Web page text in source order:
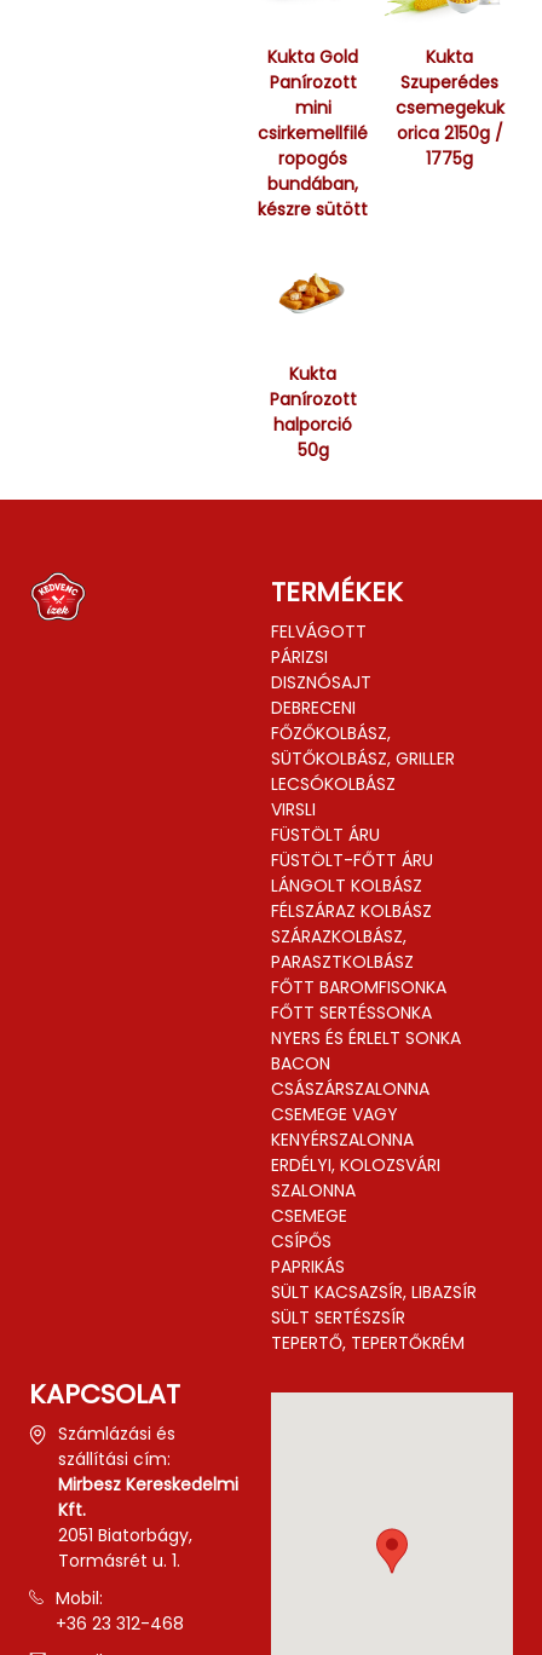
Kukta Gold
Panírozott
mini
csirkemellfilé
ropogós
bundában,
készre sütött
Kukta
Szuperédes
csemegekuk
orica 2150g /
1775g
Kukta
Panírozott
halporció
50g
TERMÉKEK
FELVÁGOTT
PÁRIZSI
DISZNÓSAJT
DEBRECENI
FŐZŐKOLBÁSZ,
SÜTŐKOLBÁSZ, GRILLER
LECSÓKOLBÁSZ
VIRSLI
FÜSTÖLT ÁRU
FÜSTÖLT-FŐTT ÁRU
LÁNGOLT KOLBÁSZ
FÉLSZÁRAZ KOLBÁSZ
SZÁRAZKOLBÁSZ,
PARASZTKOLBÁSZ
FŐTT BAROMFISONKA
FŐTT SERTÉSSONKA
NYERS ÉS ÉRLELT SONKA
BACON
CSÁSZÁRSZALONNA
CSEMEGE VAGY
KENYÉRSZALONNA
ERDÉLYI, KOLOZSVÁRI
SZALONNA
CSEMEGE
CSÍPŐS
PAPRIKÁS
SÜLT KACSAZSÍR, LIBAZSÍR
SÜLT SERTÉSZSÍR
TEPERTŐ, TEPERTŐKRÉM
KAPCSOLAT
Számlázási és
szállítási cím:
Mirbesz Kereskedelmi
Kft.
2051 Biatorbágy,
Tormásrét u. 1.
Mobil:
+36 23 312-468